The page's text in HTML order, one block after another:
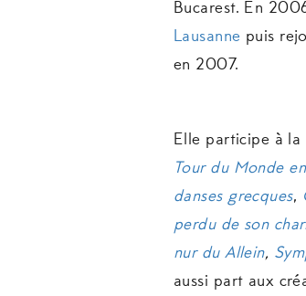
Bucarest. En
Lausanne puis
en 2007.
Elle participe à la
Tour du Monde
danses grecques,
perdu de son
nur du Allein,
aussi part aux